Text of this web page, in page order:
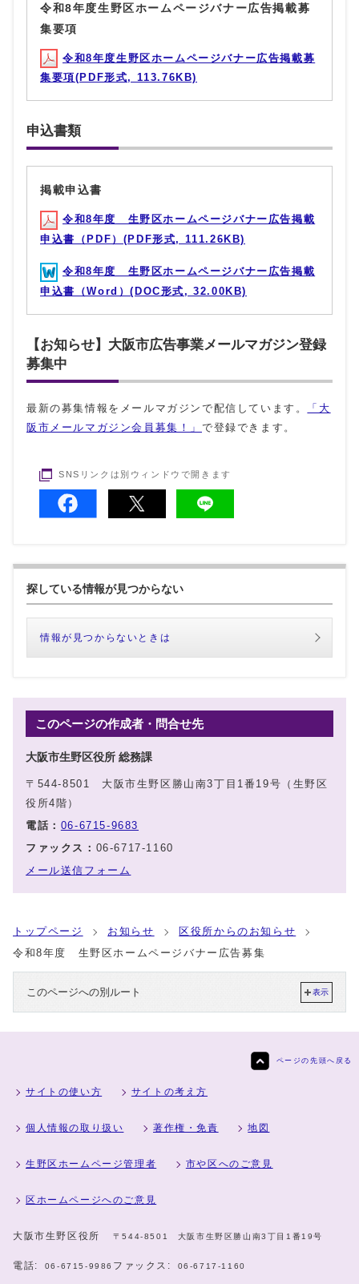
令和8年度生野区ホームページバナー広告掲載募
集要項
令和8年度生野区ホームページバナー広告掲載募
集要項(PDF形式, 113.76KB)
申込書類
掲載申込書
令和8年度 生野区ホームページバナー広告掲載
申込書（PDF）(PDF形式, 111.26KB)
令和8年度 生野区ホームページバナー広告掲載
申込書（Word）(DOC形式, 32.00KB)
【お知らせ】大阪市広告事業メールマガジン登録
募集中
最新の募集情報をメールマガジンで配信しています。
「大
阪市メールマガジン会員募集！」 で登録できます。
SNSリンクは別ウィンドウで開きます
探している情報が見つからない
情報が見つからないときは
このページの作成者・問合せ先
大阪市生野区役所 総務課
〒544-8501 大阪市生野区勝山南3丁目1番19号（生野区
役所4階）
電話： 06-6715-9683
ファックス： 06-6717-1160
メール送信フォーム
トップページ お知らせ
区役所からのお知らせ
令和8年度 生野区ホームページバナー広告募集
このページへの別ルート 表示
ページの先頭へ戻る
サイトの使い方 サイトの考え方
個人情報の取り扱い 著作権・免責 地図
生野区ホームページ管理者 市や区へのご意見
区ホームページへのご意見
大阪市生野区役所 〒544-8501 大阪市生野区勝山南3丁目1番19号
電話: 06-6715-9986 ファックス: 06-6717-1160